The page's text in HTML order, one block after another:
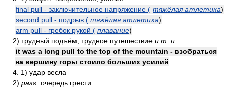
final pull - заключительное напряжение ( тяжёлая атлетика)
second pull - подрыв ( тяжёлая атлетика)
arm pull - гребок рукой ( плавание)
2) трудный подъём; трудное путешествие и т. п.
it was a long pull to the top of the mountain - взобраться
на вершину горы стоило больших усилий
4. 1) удар весла
2) разг. очередь грести